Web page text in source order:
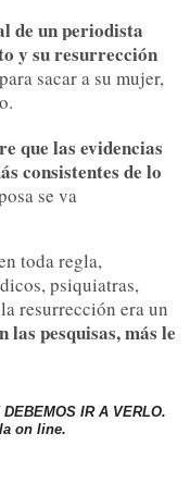
de un periodista
y su resurrección
sacar a su mujer,
que las evidencias
consistentes de lo
se va
toda regla,
psiquiatras,
resurrección era un
las pesquisas, más le
IR A VERLO.
on line.